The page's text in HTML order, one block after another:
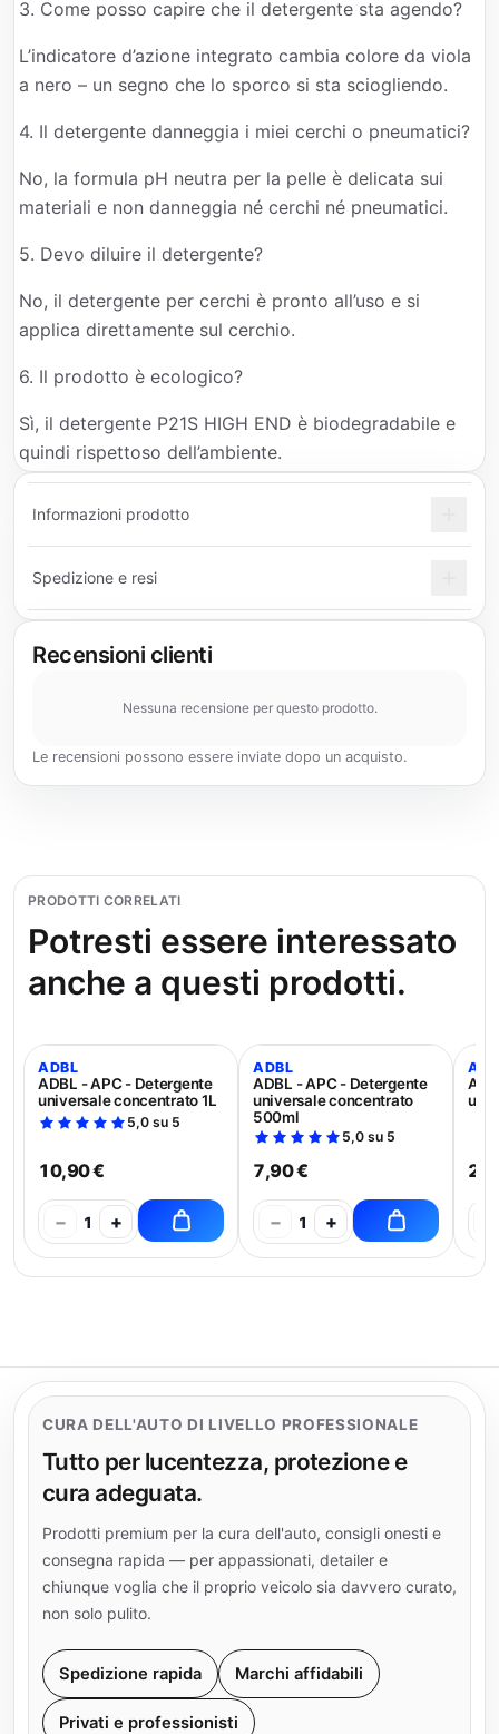
3. Come posso capire che il detergente sta agendo?
L’indicatore d’azione integrato cambia colore da viola
a nero – un segno che lo sporco si sta sciogliendo.
4. Il detergente danneggia i miei cerchi o pneumatici?
No, la formula pH neutra per la pelle è delicata sui
materiali e non danneggia né cerchi né pneumatici.
5. Devo diluire il detergente?
No, il detergente per cerchi è pronto all’uso e si
applica direttamente sul cerchio.
6. Il prodotto è ecologico?
Sì, il detergente P21S HIGH END è biodegradabile e
quindi rispettoso dell’ambiente.
Informazioni prodotto
Spedizione e resi
Recensioni clienti
Nessuna recensione per questo prodotto.
Le recensioni possono essere inviate dopo un acquisto.
PRODOTTI CORRELATI
Potresti essere interessato
anche a questi prodotti.
ADBL
ADBL - APC - Detergente
universale concentrato 1L
5,0 su 5
10,90 €
− 1 +
ADBL
ADBL - APC - Detergente
universale concentrato
500ml
5,0 su 5
7,90 €
− 1 +
CURA DELL'AUTO DI LIVELLO PROFESSIONALE
Tutto per lucentezza, protezione e
cura adeguata.
Prodotti premium per la cura dell'auto, consigli onesti e
consegna rapida — per appassionati, detailer e
chiunque voglia che il proprio veicolo sia davvero curato,
non solo pulito.
Spedizione rapida Marchi affidabili
Privati e professionisti